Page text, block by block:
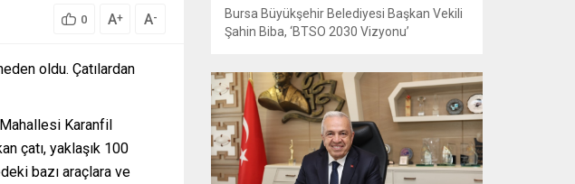
0 A+ A-
oldu. Çatılardan
Karanfil
çatı, yaklaşık 100
bazı araçlara ve
Bursa Büyükşehir Belediyesi Başkan Vekili
Şahin Biba, ‘BTSO 2030 Vizyonu’
programında, “Bursa’mızın ulaşım ve
turizm master planlarını vatandaşlarımızın
konforunu ve güvenliğini esas alarak
hazırlıyoruz. Çevre düzeni planı
çalışmalarımızı da şehrimizin gelecek
yıllardaki gelişimini bütüncül bir anlayışla